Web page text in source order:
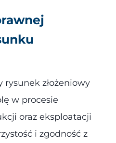
złożeniowy
w procesie
oraz eksploatacji
i zgodność z